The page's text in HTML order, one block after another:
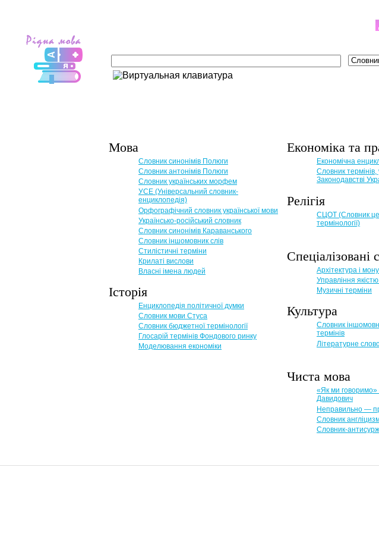
Мова
Словник синонімів Полюги
Словник антонімів Полюги
Словник українських морфем
УСЕ (Універсальний словник-
енциклопедія)
Орфографічний словник української мови
Українсько-російський словник
Словник синонімів Караванського
Словник іншомовник слів
Стилістичні терміни
Крилаті вислови
Власні імена людей
Історія
Енциклопедія політичної думки
Словник мови Стуса
Словник бюджетної термінології
Глосарій термінів Фондового ринку
Моделювання економіки
Економіка та
Eкономічна
Словник
Законодавстві
Релігія
СЦОТ (Словник
термінології)
Спеціалізовані
Архітектура і
Управління
Музичні терміни
Культура
Словник
термінів
Літературне
Чиста мова
«Як ми
Давидович
Неправильно —
Словник
Словник-